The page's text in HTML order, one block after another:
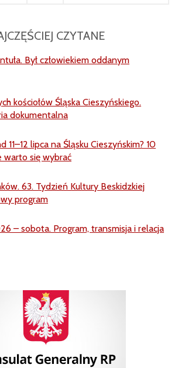
CZYTANE
Był człowiekiem oddanym
kościołów Śląska Cieszyńskiego.
dokumentalna
11–12 lipca na Śląsku Cieszyńskim? 10
warto się wybrać
63. Tydzień Kultury Beskidzkiej
program
– sobota. Program, transmisja i relacja